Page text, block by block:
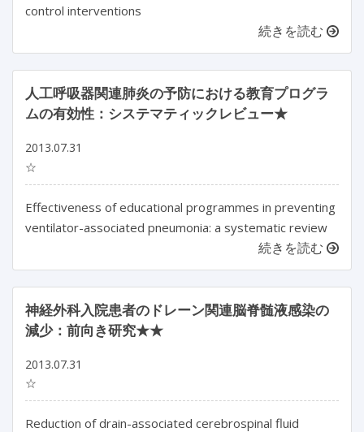
control interventions
続きを読む
人工呼吸器関連肺炎の予防における教育プログラ
ムの有効性：システマティックレビュー★
2013.07.31
☆
Effectiveness of educational programmes in preventing
ventilator-associated pneumonia: a systematic review
続きを読む
神経外科入院患者のドレーン関連脳脊髄液感染の
減少：前向き研究★★
2013.07.31
☆
Reduction of drain-associated cerebrospinal fluid